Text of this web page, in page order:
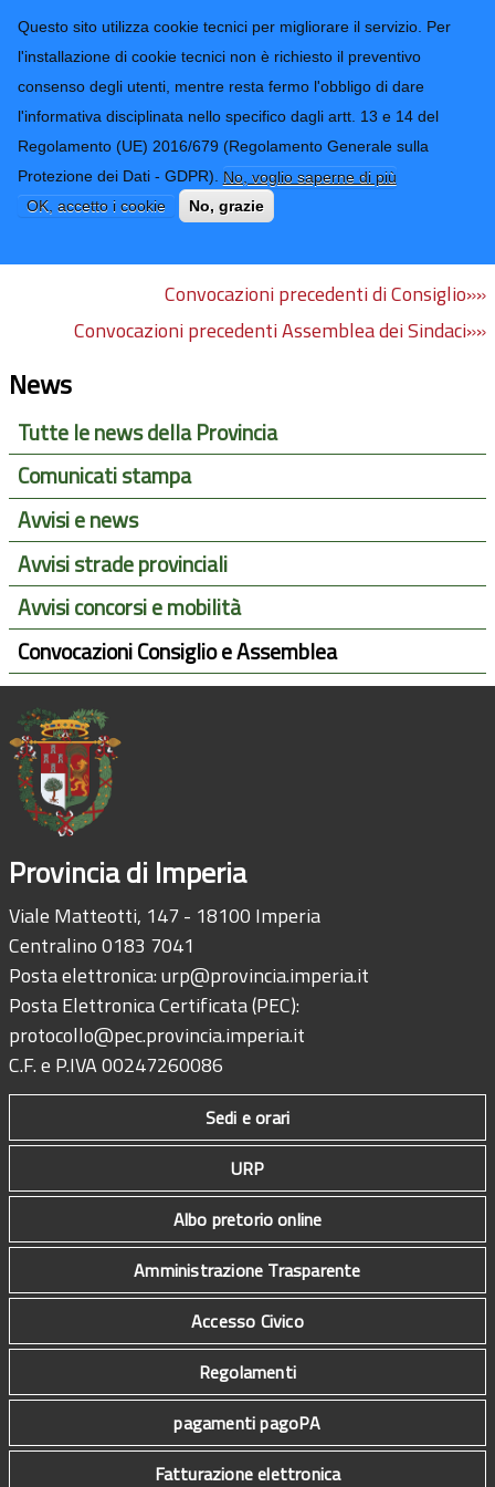
Questo sito utilizza cookie tecnici per migliorare il servizio. Per
l'installazione di cookie tecnici non è richiesto il preventivo
consenso degli utenti, mentre resta fermo l'obbligo di dare
l'informativa disciplinata nello specifico dagli artt. 13 e 14 del
Regolamento (UE) 2016/679 (Regolamento Generale sulla
Protezione dei Dati - GDPR). No, voglio saperne di più
OK, accetto i cookie
No, grazie
Provincia di
Imperia
CONTATTI-URP
TRASPARENZA
Form di ricerca
Convocazioni
Convocazioni precedenti di Consiglio»»
Convocazioni precedenti Assemblea dei Sindaci»»
News
Tutte le news della Provincia
Comunicati stampa
Avvisi e news
Avvisi strade provinciali
Avvisi concorsi e mobilità
Convocazioni Consiglio e Assemblea
Provincia di Imperia
Viale Matteotti, 147 - 18100 Imperia
Centralino 0183 7041
Posta elettronica:urp@provincia.imperia.it
Posta Elettronica Certificata (PEC):
protocollo@pec.provincia.imperia.it
C.F. e P.IVA 00247260086
Sedi e orari
URP
Albo pretorio online
Amministrazione Trasparente
Accesso Civico
Regolamenti
pagamenti pagoPA
Fatturazione elettronica